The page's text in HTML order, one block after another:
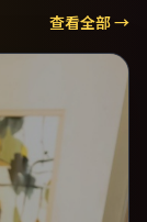
查看全部 →